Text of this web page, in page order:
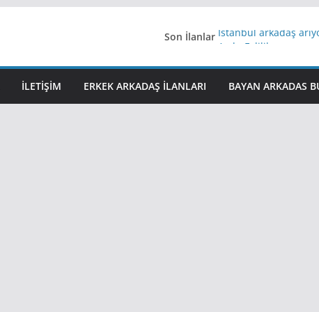
Son İlanlar İstanbul arkadaş
Yeni Bir Aşk Lazım
iş arayanlara iş
İLETIŞIM ERKEK ARKADAŞ ILANLARI BAYAN ARKADAS